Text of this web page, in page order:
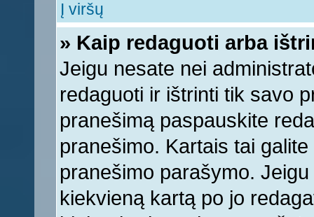
Į viršų
» Kaip redaguoti arba
Jeigu nesate nei
redaguoti ir ištrinti tik savo
pranešimą paspauskite
pranešimo. Kartais tai
pranešimo parašymo.
kiekvieną kartą po jo